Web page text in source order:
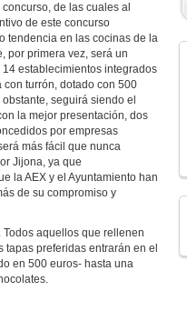
de las cuales al
de este concurso
tendencia en las cocinas de la
por primera vez, será un
establecimientos integrados
turrón, dotado con 500
seguirá siendo el
la mejor presentación, dos
por empresas
más fácil que nunca
Jijona, ya que
la AEX y el Ayuntamiento han
de su compromiso y
aquellos que rellenen
preferidas entrarán en el
en 500 euros- hasta una